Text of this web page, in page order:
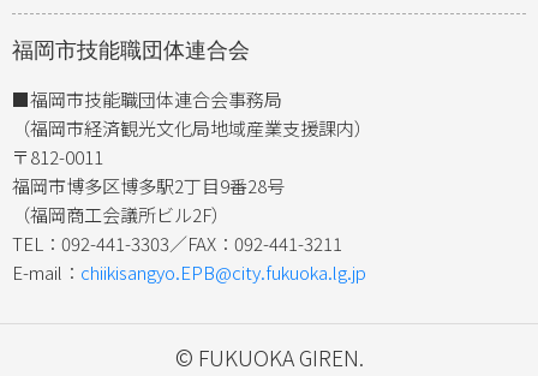
福岡市技能職団体連合会
■福岡市技能職団体連合会事務局
（福岡市経済観光文化局地域産業支援課内）
〒812-0011
福岡市博多区博多駅2丁目9番28号
（福岡商工会議所ビル2F）
TEL：092-441-3303／FAX：092-441-3211
E-mail： chiikisangyo.EPB@city.fukuoka.lg.jp
© FUKUOKA GIREN.